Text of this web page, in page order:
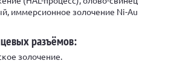
иммерсионное золочение Ni-Au
разъёмов:
золочение.